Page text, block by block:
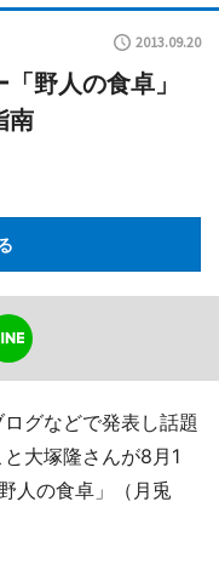
2013.09.20
野人の食卓」
南
グなどで発表し話題
大塚隆さんが8月1
人の食卓」（月兎